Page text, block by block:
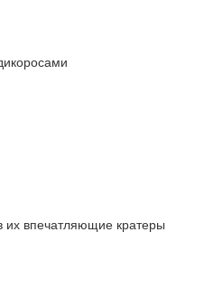
их впечатляющие кратеры